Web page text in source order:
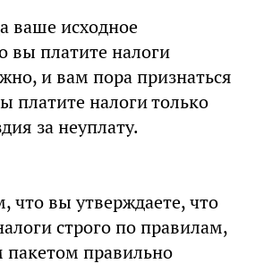
ваше исходное
вы платите налоги
и вам пора признаться
платите налоги только
за неуплату.
что вы утверждаете, что
строго по правилам,
пакетом правильно